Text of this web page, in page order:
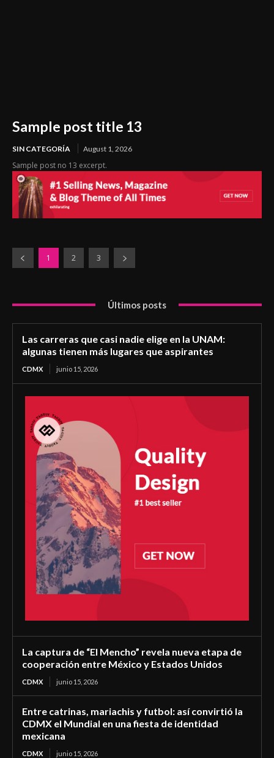
Sample post title 13
SIN CATEGORÍA August 1, 2026
Sample post no 13 excerpt.
1 2 3
Últimos posts
Las carreras que casi nadie elige en la UNAM:
algunas tienen más lugares que aspirantes
CDMX junio 15, 2026
La captura de “El Mencho” revela nueva etapa de
cooperación entre México y Estados Unidos
CDMX junio 15, 2026
Entre catrinas, mariachis y futbol: así convirtió la
CDMX el Mundial en una fiesta de identidad
mexicana
CDMX junio 15, 2026